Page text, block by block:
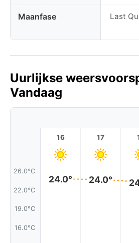
Maanfase Last
Uurlijkse
Vandaag
26.0°C
22.0°C
19.0°C
16.0°C
16
24.0°
17
24.0°